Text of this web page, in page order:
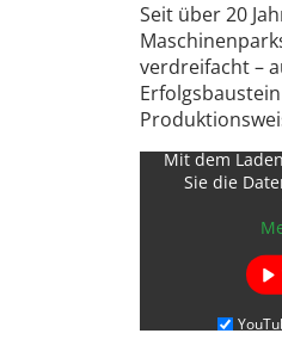
Seit über 20
verdreifacht –
Mit dem
Sie die